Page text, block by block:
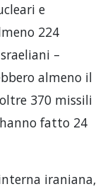
e
224
–
almeno il
370 missili
fatto 24
iraniana,